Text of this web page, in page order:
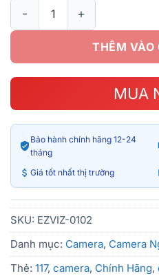
THÊM VÀO
MUA
Bảo hành chính hãng 12-24
tháng
Giá tốt nhất thị trường
SKU: EZVIZ-0102
Danh mục: Camera, Camera
Thẻ: 117, camera, Chính Hãng,